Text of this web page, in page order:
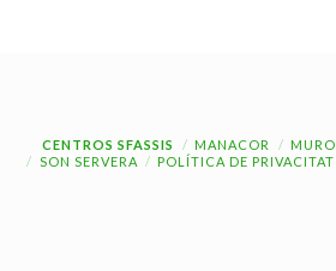
CENTROS SFASSIS MANACOR MURO
SON SERVERA
POLÍTICA DE PRIVACITAT